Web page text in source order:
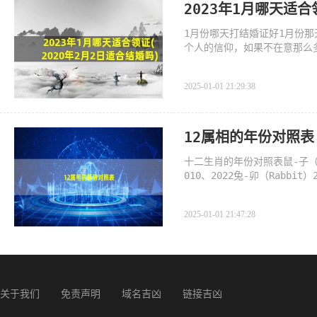
2023年1月哪天适
1月份哪天打结婚证好1月份
个人的信仰，如果不在意那
2025-01-01 21:29:38
12属相的年份对照表
十二生肖的年份对照表鼠-子
010、2022兔-卯（Rabbit）
2025-01-01 21:47:28
关于我们 免责声明 域名吉凶 链接吉凶